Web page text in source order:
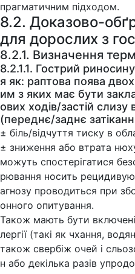
прагматичним підходом.
8.2. Доказово-
для дорослих з
8.2.1. Визначення
8.2.1.1. Гострий
я як: раптова поява
им з яких має бути
ових ходів/застій слизу
(переднє/заднє
± біль/відчуття тиску в
± зниження або втрата
можуть спостерігатися
рювання носить
агнозу проводиться при
онного опитування.
Також мають бути
лергії (такі як чхання,
також свербіж очей і
н або декілька разів